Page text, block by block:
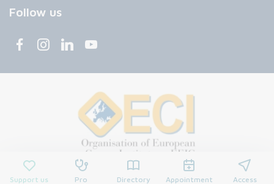
Support us Pro Directory Appointment Access
Follow us